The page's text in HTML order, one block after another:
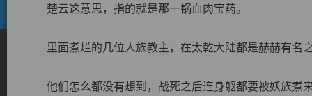
楚云这意思，指的就是那一锅血肉宝药。
里面煮烂的几位人族教主，在太乾大陆都是赫赫有名
他们怎么都没有想到，战死之后连身躯都要被妖族煮